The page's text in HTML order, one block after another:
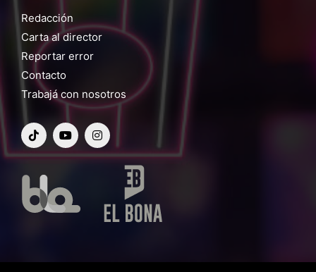
Redacción
Carta al director
Reportar error
Contacto
Trabajá con nosotros